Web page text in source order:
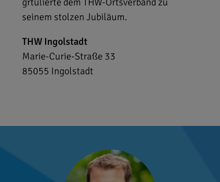
seinem stolzen Jubiläum.
THW Ingolstadt
Marie-Curie-Straße 33
85055 Ingolstadt